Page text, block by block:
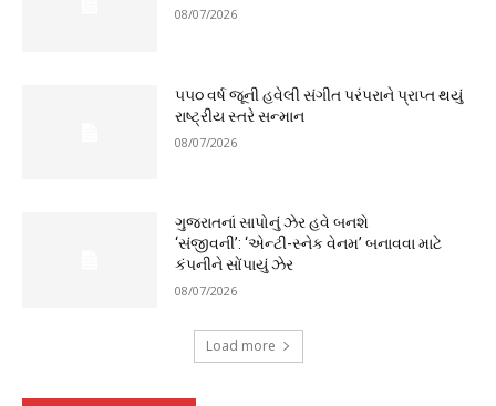
08/07/2026
૫૫૦ વર્ષ જૂની હવેલી સંગીત પરંપરાને પ્રાપ્ત થયું
રાષ્ટ્રીય સ્તરે સન્માન
08/07/2026
ગુજરાતનાં સાપોનું ઝેર હવે બનશે
‘સંજીવની’: ‘એન્ટી-સ્નેક વેનમ’ બનાવવા માટે
કંપનીને સોંપાયું ઝેર
08/07/2026
Load more